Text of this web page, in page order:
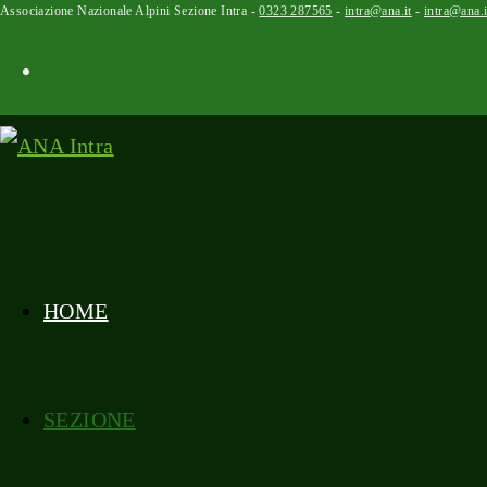
Associazione Nazionale Alpini Sezione Intra -0323 287565 -intra@ana.it -
HOME
SEZIONE